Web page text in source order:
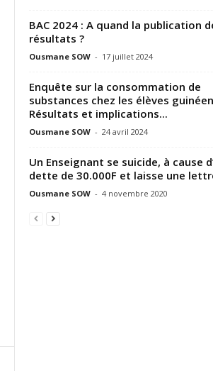
BAC 2024 : A quand la publication
résultats ?
Ousmane SOW - 17 juillet 2024
Enquête sur la consommation de
substances chez les élèves
Résultats et implications...
Ousmane SOW - 24 avril 2024
Un Enseignant se suicide, à cause
dette de 30.000F et laisse une
Ousmane SOW - 4 novembre 2020